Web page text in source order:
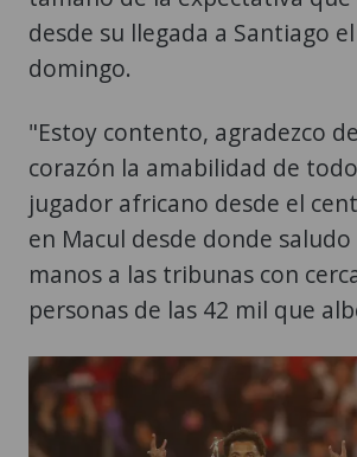
desde su llegada a Santiago
domingo.
"Estoy contento, agradezco
corazón la amabilidad de
jugador africano desde el
en Macul desde donde saludo
manos a las tribunas con
personas de las 42 mil que